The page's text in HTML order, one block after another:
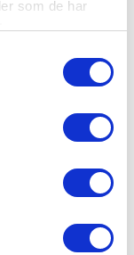
som de har